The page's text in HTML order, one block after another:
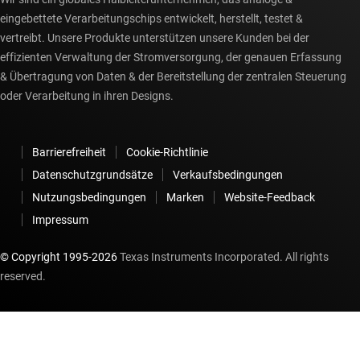
eingebettete Verarbeitungschips entwickelt, herstellt, testet &
vertreibt. Unsere Produkte unterstützen unsere Kunden bei der
effizienten Verwaltung der Stromversorgung, der genauen Erfassung
& Übertragung von Daten & der Bereitstellung der zentralen Steuerung
oder Verarbeitung in ihren Designs.
Barrierefreiheit
Cookie-Richtlinie
Datenschutzgrundsätze
Verkaufsbedingungen
Nutzungsbedingungen
Marken
Website-Feedback
Impressum
© Copyright 1995-2026Texas Instruments Incorporated. All rights
reserved.